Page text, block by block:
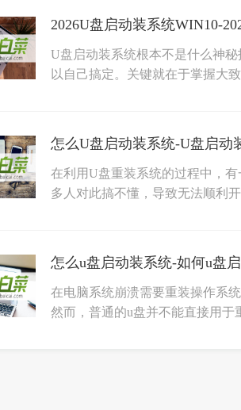
2026U盘启动装系统WIN10-
U盘启动装系统根本不是什么神
以自己搞定。关键就在于掌握大
怎么U盘启动装系统-U盘启动
在利用U盘重装系统的过程中，
多人对此搞不懂，导致无法顺利
怎么u盘启动装系统-如何u盘
在电脑系统崩溃需要重装操作系
然而，普通的u盘并不能直接用